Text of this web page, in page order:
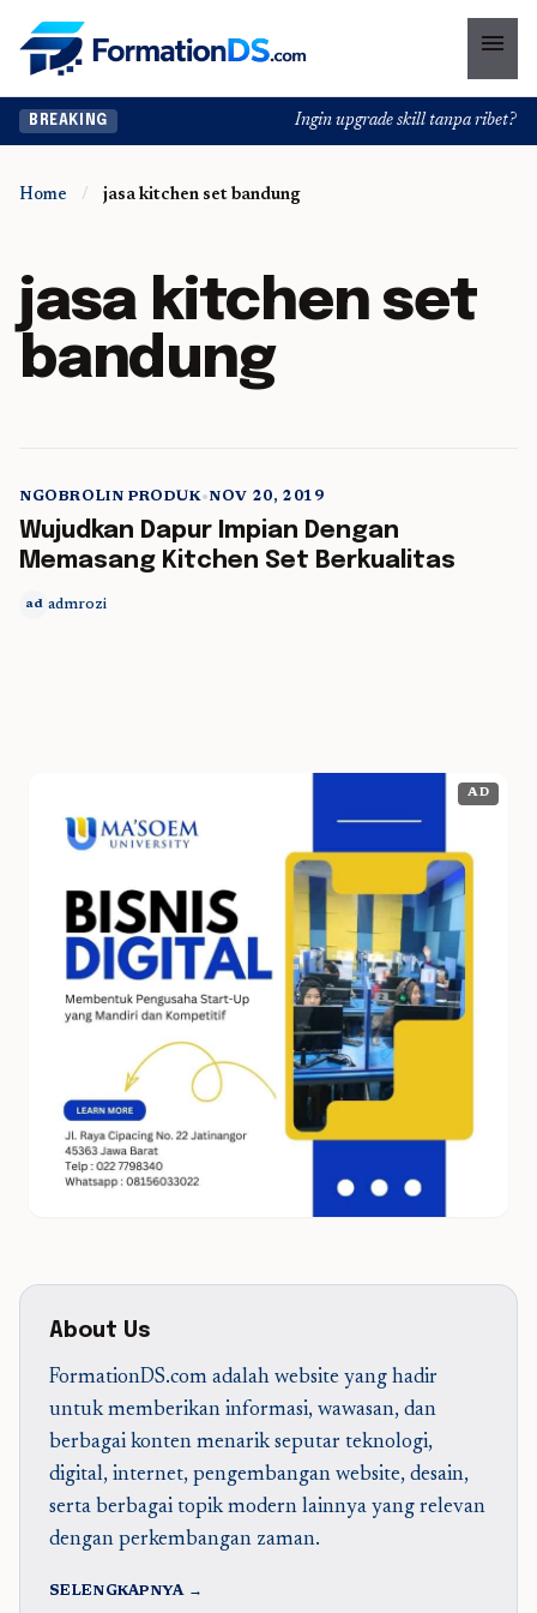
menu
BREAKING Ingin upgrade skill tanpa ribet?
Home / jasa kitchen set bandung
jasa kitchen set
bandung
NGOBROLIN PRODUK•NOV 20, 2019
Wujudkan Dapur Impian Dengan
Memasang Kitchen Set Berkualitas
ad admrozi
AD
About Us
FormationDS.com adalah website yang hadir
untuk memberikan informasi, wawasan, dan
berbagai konten menarik seputar teknologi,
digital, internet, pengembangan website, desain,
serta berbagai topik modern lainnya yang relevan
dengan perkembangan zaman.
SELENGKAPNYA →